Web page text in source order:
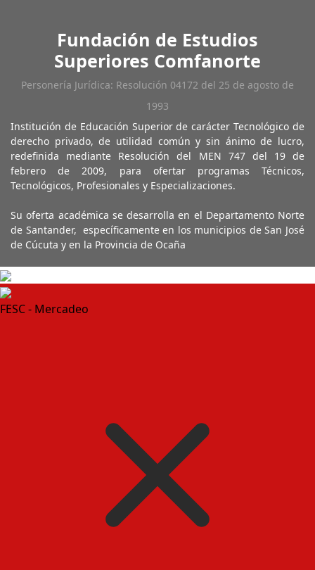
Fundación de Estudios
Superiores Comfanorte
Personería Jurídica: Resolución 04172 del 25 de agosto de
1993
Institución de Educación Superior de carácter Tecnológico de
derecho privado, de utilidad común y sin ánimo de lucro,
redefinida mediante Resolución del MEN 747 del 19 de
febrero de 2009, para ofertar programas Técnicos,
Tecnológicos, Profesionales y Especializaciones.
Su oferta académica se desarrolla en el Departamento Norte
de Santander, específicamente en los municipios de San José
de Cúcuta y en la Provincia de Ocaña
FESC - Mercadeo